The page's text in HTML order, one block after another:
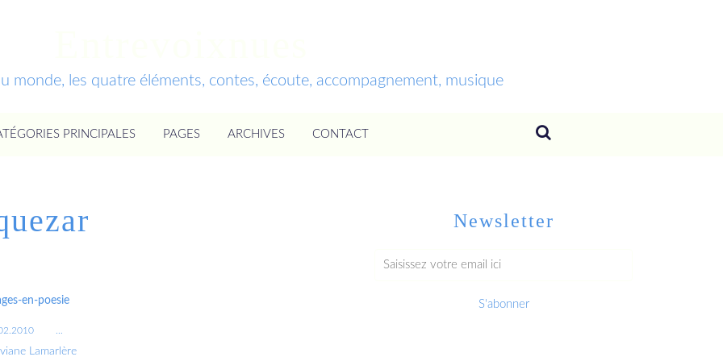
monde, les quatre éléments, contes, écoute, accompagnement, musique
PRINCIPALES PAGES ARCHIVES CONTACT
en-poesie
Lamarlère
Newsletter